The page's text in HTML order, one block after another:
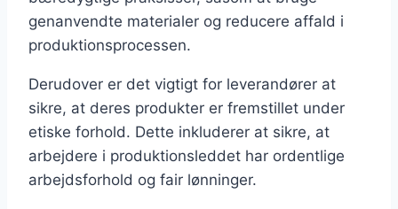
genanvendte materialer og reducere affald i
produktionsprocessen.
Derudover er det vigtigt for leverandører at
sikre, at deres produkter er fremstillet under
etiske forhold. Dette inkluderer at sikre, at
arbejdere i produktionsleddet har ordentlige
arbejdsforhold og fair lønninger.